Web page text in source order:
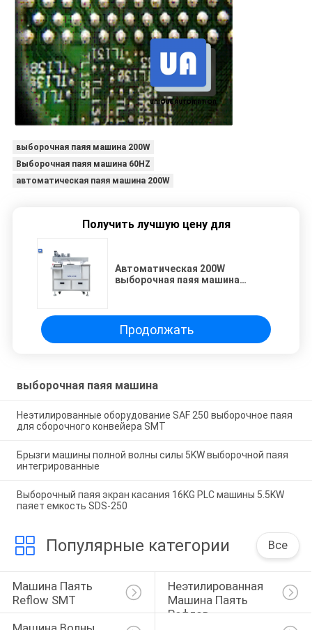
выборочная паяя машина 200W
Выборочная паяя машина 60HZ
автоматическая паяя машина 200W
Получить лучшую цену для
Автоматическая 200W
выборочная паяя машина
Продолжать
выборочная паяя машина
Неэтилированные оборудование SAF 250 выборочное паяя
для сборочного конвейера SMT
Брызги машины полной волны силы 5KW выборочной паяя
интегрированные
Выборочный паяя экран касания 16KG PLC машины 5.5KW
паяет емкость SDS-250
Популярные категории Все
Машина Паять
Reflow SMT
Неэтилированная
Машина Паять
Рефлов